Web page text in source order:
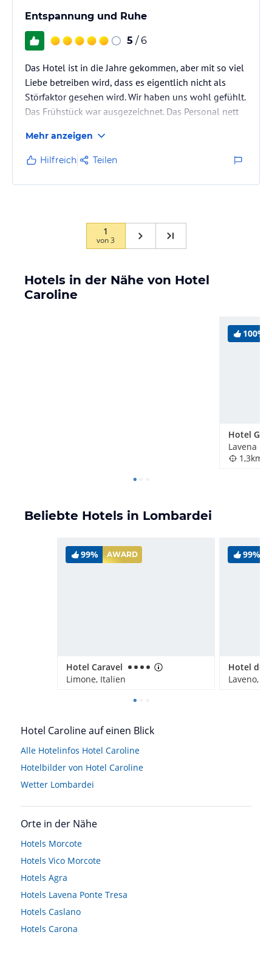
Entspannung und Ruhe
5 / 6
Das Hotel ist in die Jahre gekommen, aber mit so viel
Liebe betreiben wird, dass es eigentlich nicht als
Störfaktor gesehen wird. Wir haben uns wohl gefühlt.
Das Frühstück war ausgezeichnet. Das Personal nett
eine Lösung. Wir empfehlen dieses Hotel an alle, die
Ruhe und Entspannung suchen.
Mehr anzeigen
Hilfreich Teilen
1
von3
Hotels in der Nähe von Hotel
Caroline
100%
Hotel
Lavena
1,3km
Beliebte Hotels in Lombardei
99% AWARD
Hotel Caravel
Limone, Italien
99%
Laveno,
Hotel Caroline auf einen Blick
Alle Hotelinfos Hotel Caroline
Hotelbilder von Hotel Caroline
Wetter Lombardei
Orte in der Nähe
Hotels Morcote
Hotels Vico Morcote
Hotels Agra
Hotels Lavena Ponte Tresa
Hotels Caslano
Hotels Carona